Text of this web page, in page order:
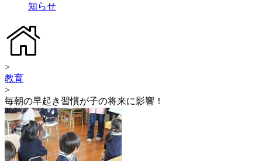
知らせ
>
教育
>
毎朝の早起き習慣が子の将来に影響！